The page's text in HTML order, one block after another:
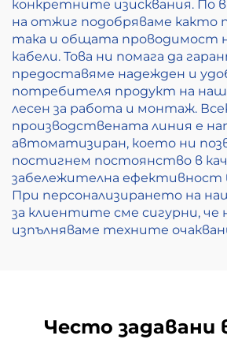
конкретните изисквания. По
на отжиг подобряваме както
така и общата проводимост
кабели. Това ни помага да
предоставяме надежден и
потребителя продукт на
лесен за работа и монтаж.
производствената линия е
автоматизиран, което ни
постигнем постоянство в
забележителна ефективност
При персонализирането на
за клиентите сме сигурни, че
изпълняваме техните
Често задавани